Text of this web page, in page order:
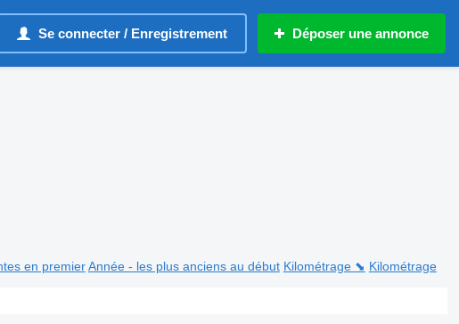
Se connecter / Enregistrement Déposer une annonce
en premier Année - les plus anciens au début Kilométrage ⬊ Kilométrage